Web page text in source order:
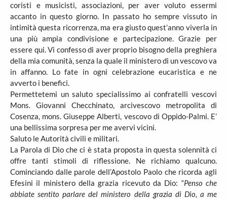
coristi e musicisti, associazioni, per aver voluto essermi
accanto in questo giorno. In passato ho sempre vissuto in
intimità questa ricorrenza, ma era giusto quest’anno viverla in
una più ampia condivisione e partecipazione. Grazie per
essere qui. Vi confesso di aver proprio bisogno della preghiera
della mia comunità, senza la quale il ministero di un vescovo va
in affanno. Lo fate in ogni celebrazione eucaristica e ne
avverto i benefici.
Permettetemi un saluto specialissimo ai confratelli vescovi
Mons. Giovanni Checchinato, arcivescovo metropolita di
Cosenza, mons. Giuseppe Alberti, vescovo di Oppido-Palmi. E’
una bellissima sorpresa per me avervi vicini.
Saluto le Autorità civili e militari.
La Parola di Dio che ci è stata proposta in questa solennità ci
offre tanti stimoli di riflessione. Ne richiamo qualcuno.
Cominciando dalle parole dell’Apostolo Paolo che ricorda agli
Efesini il ministero della grazia ricevuto da Dio: “Penso che
abbiate sentito parlare del ministero della grazia di Dio, a me